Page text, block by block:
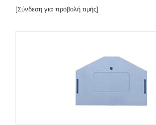
[Σύνδεση για προβολή τιμής]